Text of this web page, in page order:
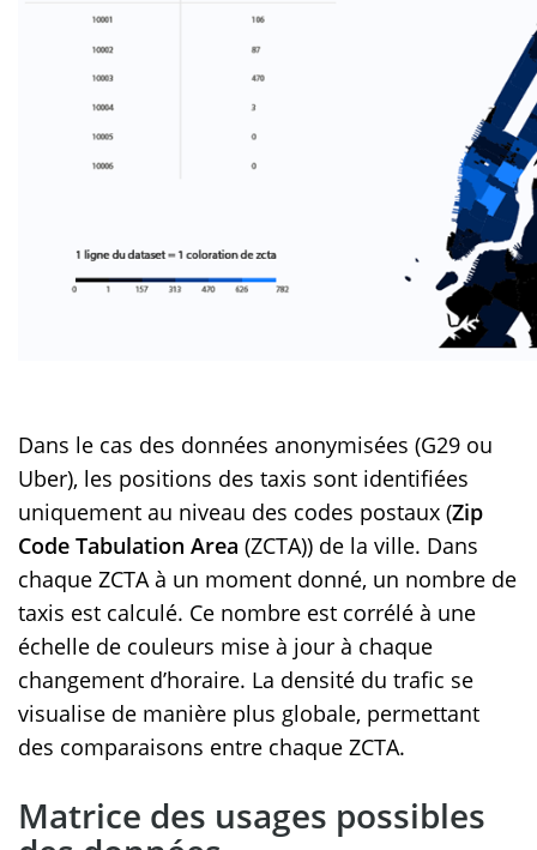
Dans le cas des données anonymisées (G29 ou
Uber), les positions des taxis sont identifiées
uniquement au niveau des codes postaux (Zip
Code Tabulation Area (ZCTA)) de la ville. Dans
chaque ZCTA à un moment donné, un nombre de
taxis est calculé. Ce nombre est corrélé à une
échelle de couleurs mise à jour à chaque
changement d’horaire. La densité du trafic se
visualise de manière plus globale, permettant
des comparaisons entre chaque ZCTA.
Matrice des usages possibles